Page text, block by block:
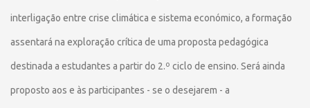
interligação entre crise climática e sistema económico, a formação
assentará na exploração crítica de uma proposta pedagógica
destinada a estudantes a partir do 2.º ciclo de ensino. Será ainda
proposto aos e às participantes - se o desejarem - a